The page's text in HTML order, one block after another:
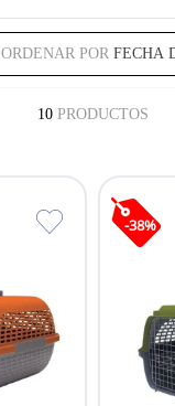
ORDENAR POR FECHA
10 PRODUCTOS
-38%